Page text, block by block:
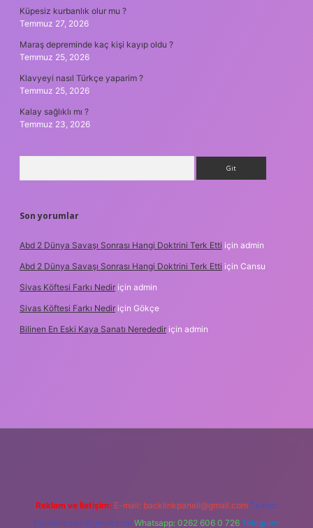
Küpesiz kurbanlık olur mu ?
Temmuz 27, 2026
Maraş depreminde kaç kişi kayıp oldu ?
Temmuz 25, 2026
Klavyeyi nasıl Türkçe yaparim ?
Temmuz 25, 2026
Kalay sağlıklı mı ?
Temmuz 23, 2026
Son yorumlar
Abd 2 Dünya Savaşı Sonrası Hangi Doktrini Terk Etti için admin
Abd 2 Dünya Savaşı Sonrası Hangi Doktrini Terk Etti için Cansu
Sivas Köftesi Farkı Nedir için admin
Sivas Köftesi Farkı Nedir için Gökçe
Bilinen En Eski Kaya Sanatı Nerededir için admin
Reklam ve İletişim: E-mail: backlinkpaneli@gmail.com Teams:
forumhizmeti@gmail.com Whatsapp: 0262 606 0 726 Telegram: